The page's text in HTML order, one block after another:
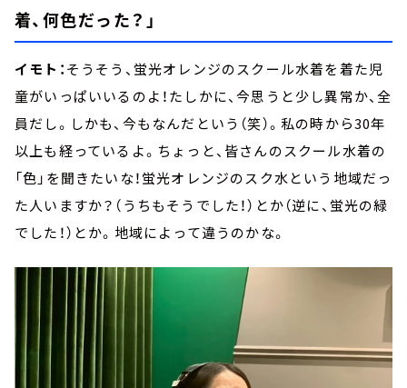
着、何色だった？」
イモト：そうそう、蛍光オレンジのスクール水着を着た児
童がいっぱいいるのよ！たしかに、今思うと少し異常か、全
員だし。しかも、今もなんだという（笑）。私の時から30年
以上も経っているよ。ちょっと、皆さんのスクール水着の
「色」を聞きたいな！蛍光オレンジのスク水という地域だっ
た人いますか？（うちもそうでした！）とか（逆に、蛍光の緑
でした！）とか。地域によって違うのかな。